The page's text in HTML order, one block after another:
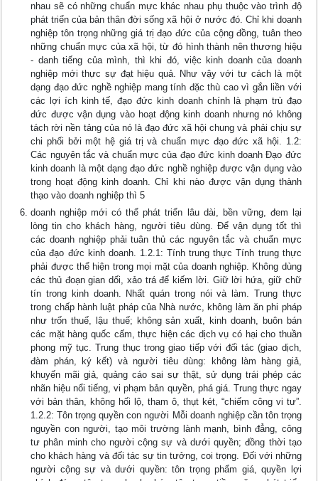
nhau sẽ có những chuẩn mực khác nhau phụ thuộc vào trình độ
phát triển của bản thân đời sống xã hội ở nước đó. Chỉ khi doanh
nghiệp tôn trọng những giá trị đạo đức của cộng đồng, tuân theo
những chuẩn mực của xã hội, từ đó hình thành nên thương hiệu
- danh tiếng của mình, thì khi đó, việc kinh doanh của doanh
nghiệp mới thực sự đạt hiệu quả. Như vậy với tư cách là một
dạng đạo đức nghề nghiệp mang tính đặc thù cao vì gắn liền với
các lợi ích kinh tế, đạo đức kinh doanh chính là phạm trù đạo
đức được vận dụng vào hoạt động kinh doanh nhưng nó không
tách rời nền tảng của nó là đạo đức xã hội chung và phải chịu sự
chi phối bởi một hệ giá trị và chuẩn mực đạo đức xã hội. 1.2:
Các nguyên tắc và chuẩn mực của đạo đức kinh doanh Đạo đức
kinh doanh là một dạng đạo đức nghề nghiệp được vận dụng vào
trong hoạt động kinh doanh. Chỉ khi nào được vận dụng thành
thạo vào doanh nghiệp thì 5
doanh nghiệp mới có thể phát triển lâu dài, bền vững, đem lại
lòng tin cho khách hàng, người tiêu dùng. Để vận dụng tốt thì
các doanh nghiệp phải tuân thủ các nguyên tắc và chuẩn mực
của đạo đức kinh doanh. 1.2.1: Tính trung thực Tính trung thực
phải được thể hiện trong mọi mặt của doanh nghiệp. Không dùng
các thủ đoạn gian dối, xảo trá để kiếm lời. Giữ lời hứa, giữ chữ
tín trong kinh doanh. Nhất quán trong nói và làm. Trung thực
trong chấp hành luật pháp của Nhà nước, không làm ăn phi pháp
như trốn thuế, lậu thuế; không sản xuất, kinh doanh, buôn bán
các mặt hàng quốc cấm, thực hiện các dịch vụ có hại cho thuần
phong mỹ tục. Trung thục trong giao tiếp với đối tác (giao dịch,
đàm phán, ký kết) và người tiêu dùng: không làm hàng giả,
khuyến mãi giả, quảng cáo sai sự thật, sử dụng trái phép các
nhãn hiệu nổi tiếng, vi phạm bản quyền, phá giá. Trung thực ngay
với bản thân, không hối lộ, tham ô, thụt két, “chiếm công vi tư”.
1.2.2: Tôn trọng quyền con người Mỗi doanh nghiệp cần tôn trọng
nguyền con người, tạo môi trường lành mạnh, bình đẳng, công
tư phân minh cho người cộng sự và dưới quyền; đồng thời tạo
cho khách hàng và đối tác sự tin tưởng, coi trọng. Đối với những
người cộng sự và dưới quyền: tôn trọng phẩm giá, quyền lợi